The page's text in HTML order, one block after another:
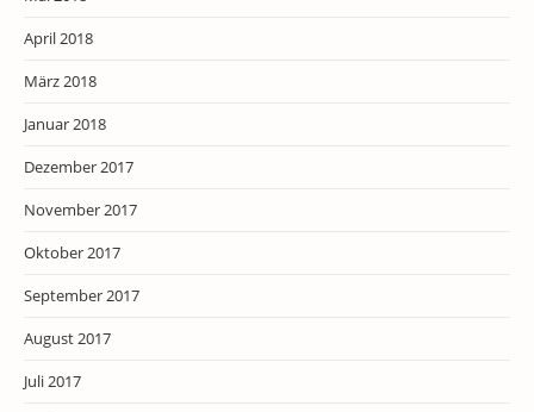
April 2018
März 2018
Januar 2018
Dezember 2017
November 2017
Oktober 2017
September 2017
August 2017
Juli 2017